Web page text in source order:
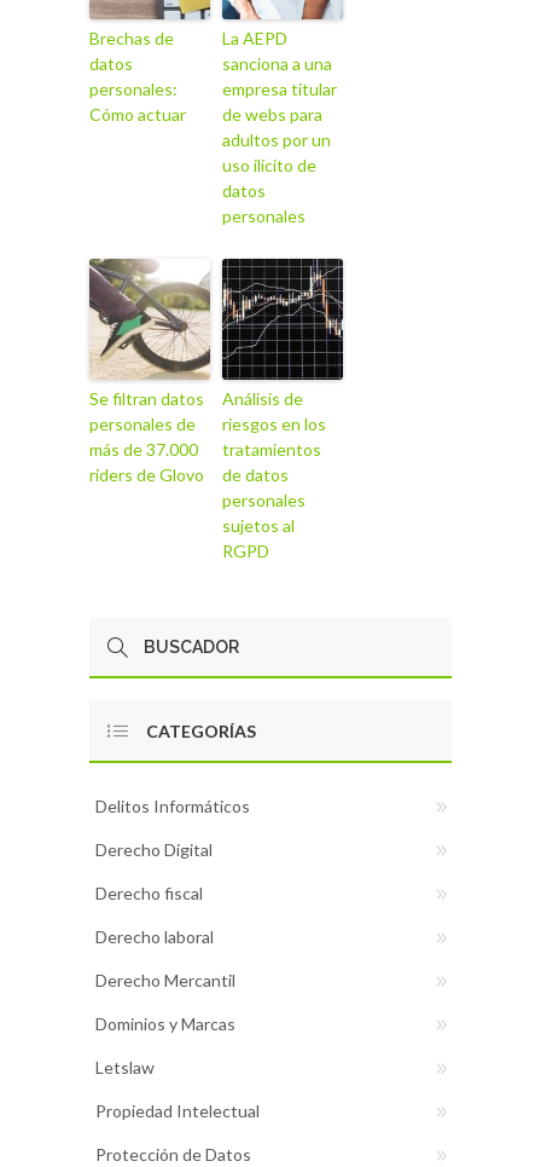
Brechas de
datos
personales:
Cómo actuar
La AEPD
sanciona a una
empresa titular
de webs para
adultos por un
uso ilícito de
datos
personales
Se filtran datos
personales de
más de 37.000
riders de Glovo
Análisis de
riesgos en los
tratamientos
de datos
personales
sujetos al
RGPD
CATEGORÍAS
Delitos Informáticos
Derecho Digital
Derecho fiscal
Derecho laboral
Derecho Mercantil
Dominios y Marcas
Letslaw
Propiedad Intelectual
Protección de Datos